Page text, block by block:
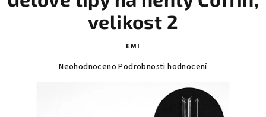
velikost 2
EMI
Průměrné
Neohodnoceno Podrobnosti hodnocení